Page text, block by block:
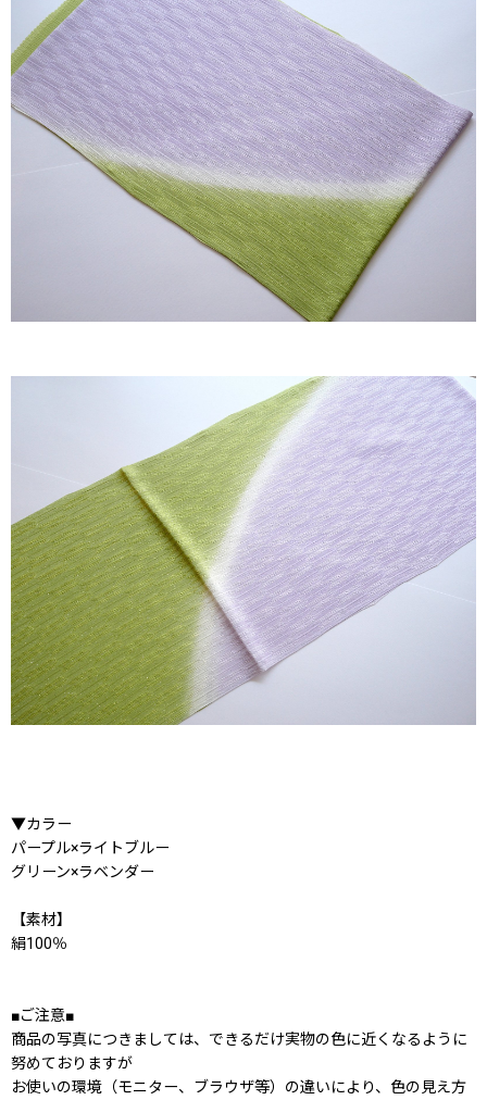
▼カラー
パープル×ライトブルー
グリーン×ラベンダー
【素材】
絹100％
■ご注意■
商品の写真につきましては、できるだけ実物の色に近くなるように
努めておりますが
お使いの環境（モニター、ブラウザ等）の違いにより、色の見え方